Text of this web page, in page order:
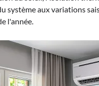
système aux variations
l'année.